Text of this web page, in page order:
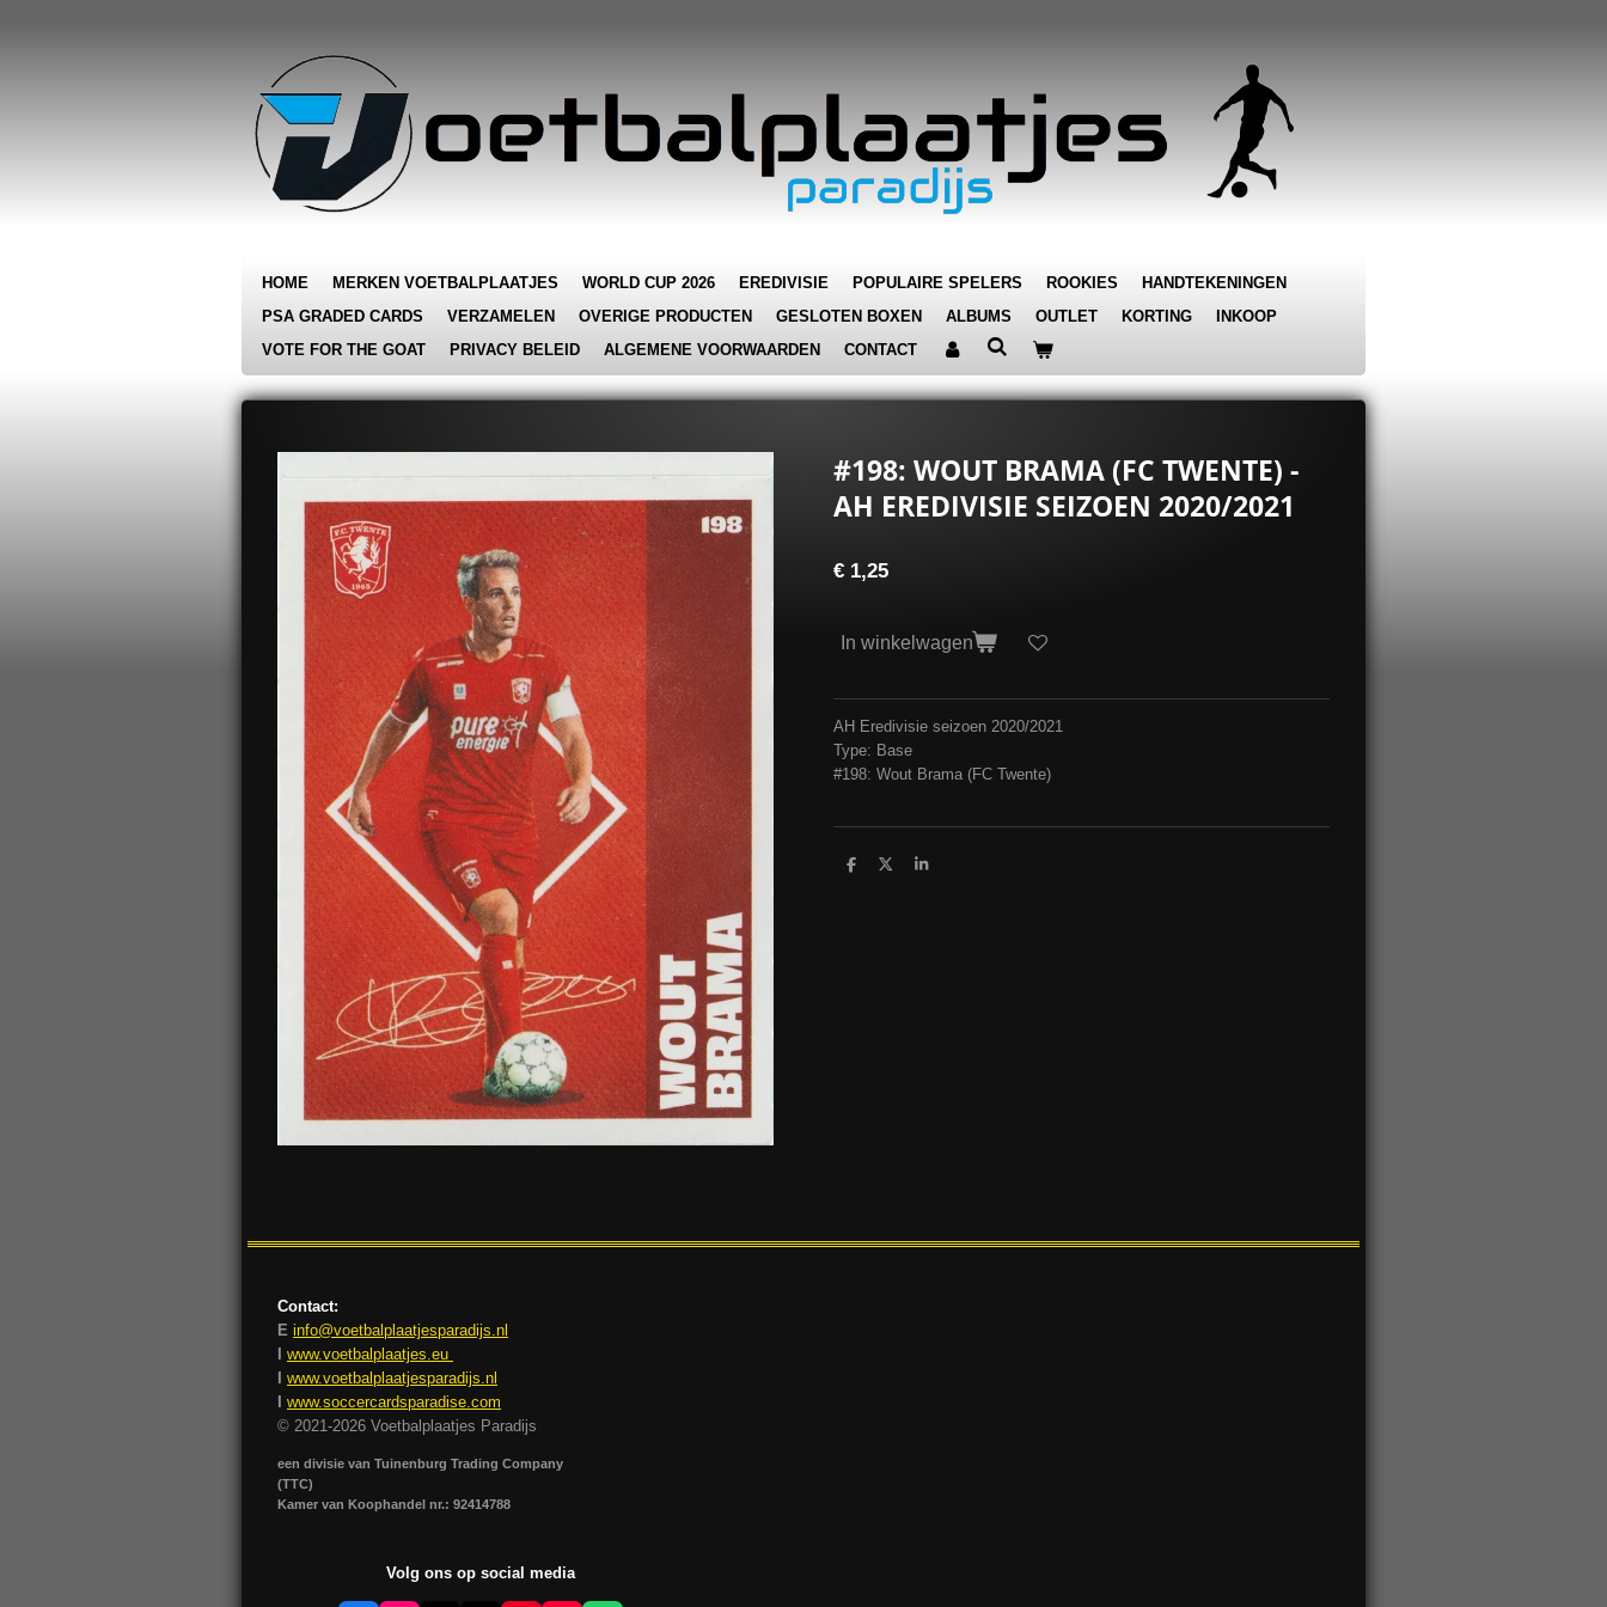
HOME MERKEN VOETBALPLAATJES WORLD CUP 2026 EREDIVISIE POPULAIRE SPELERS ROOKIES
HANDTEKENINGEN
PSA GRADED CARDS
VERZAMELEN OVERIGE PRODUCTEN GESLOTEN BOXEN ALBUMS OUTLET KORTING
INKOOP
VOTE FOR THE GOAT
PRIVACY BELEID ALGEMENE VOORWAARDEN CONTACT
#198: WOUT BRAMA (FC TWENTE) -
AH EREDIVISIE SEIZOEN 2020/2021
€ 1,25
In winkelwagen
AH Eredivisie seizoen 2020/2021
Type: Base
#198: Wout Brama (FC Twente)
D
D
S
Contact:
E info@voetbalplaatjesparadijs.nl
I www.voetbalplaatjes.eu
I www.voetbalplaatjesparadijs.nl
I www.soccercardsparadise.com
© 2021-2026 Voetbalplaatjes Paradijs
een divisie van Tuinenburg Trading Company
(TTC)
Kamer van Koophandel nr.: 92414788
Volg ons op social media